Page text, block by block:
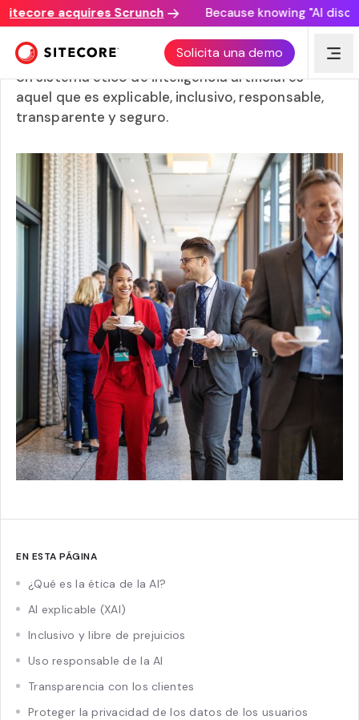
acquires Scrunch Because knowing "AI
Solicita una demo
Ética de la AI en los negocios
Un sistema ético de inteligencia artificial es
aquel que es explicable, inclusivo, responsable,
transparente y seguro.
EN ESTA PÁGINA
¿Qué es la ética de la AI?
AI explicable (XAI)
Inclusivo y libre de prejuicios
Uso responsable de la AI
Transparencia con los clientes
Proteger la privacidad de los datos de los usuarios